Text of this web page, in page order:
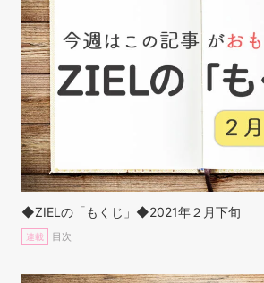
◆ZIELの「もくじ」◆2021年２月下旬
連載 目次